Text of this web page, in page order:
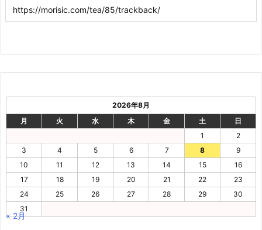
2026年8月
月
火 水 木 金 土
日
1
2
3
4 5 6 7 8
9
10
11 12 13 14 15
16
17
18 19 20 21 22
23
24
25 26 27 28 29
30
31
« 2月